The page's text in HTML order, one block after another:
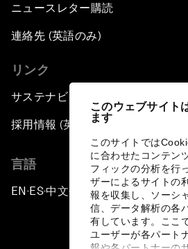
このウェブサイト
ます
このサイトでは
に合わせたコンテン
フィックの分析を行
ザーによるサイトの
報を収集し、ソーシ
信、データ解析の各
有しています。ここ
ユーザーが各パート
ニュースレター購読
連絡先 (英語のみ)
リンク
サステナビリティへの取り組み
採用情報 (英語のみ)
言語
EN ▪ ES▪中文▪ 日本語